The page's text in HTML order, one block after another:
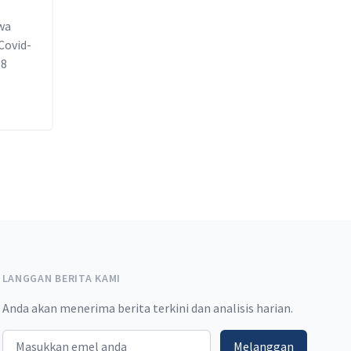
LANGGAN BERITA KAMI
Anda akan menerima berita terkini dan analisis harian.
Email address Melanggan